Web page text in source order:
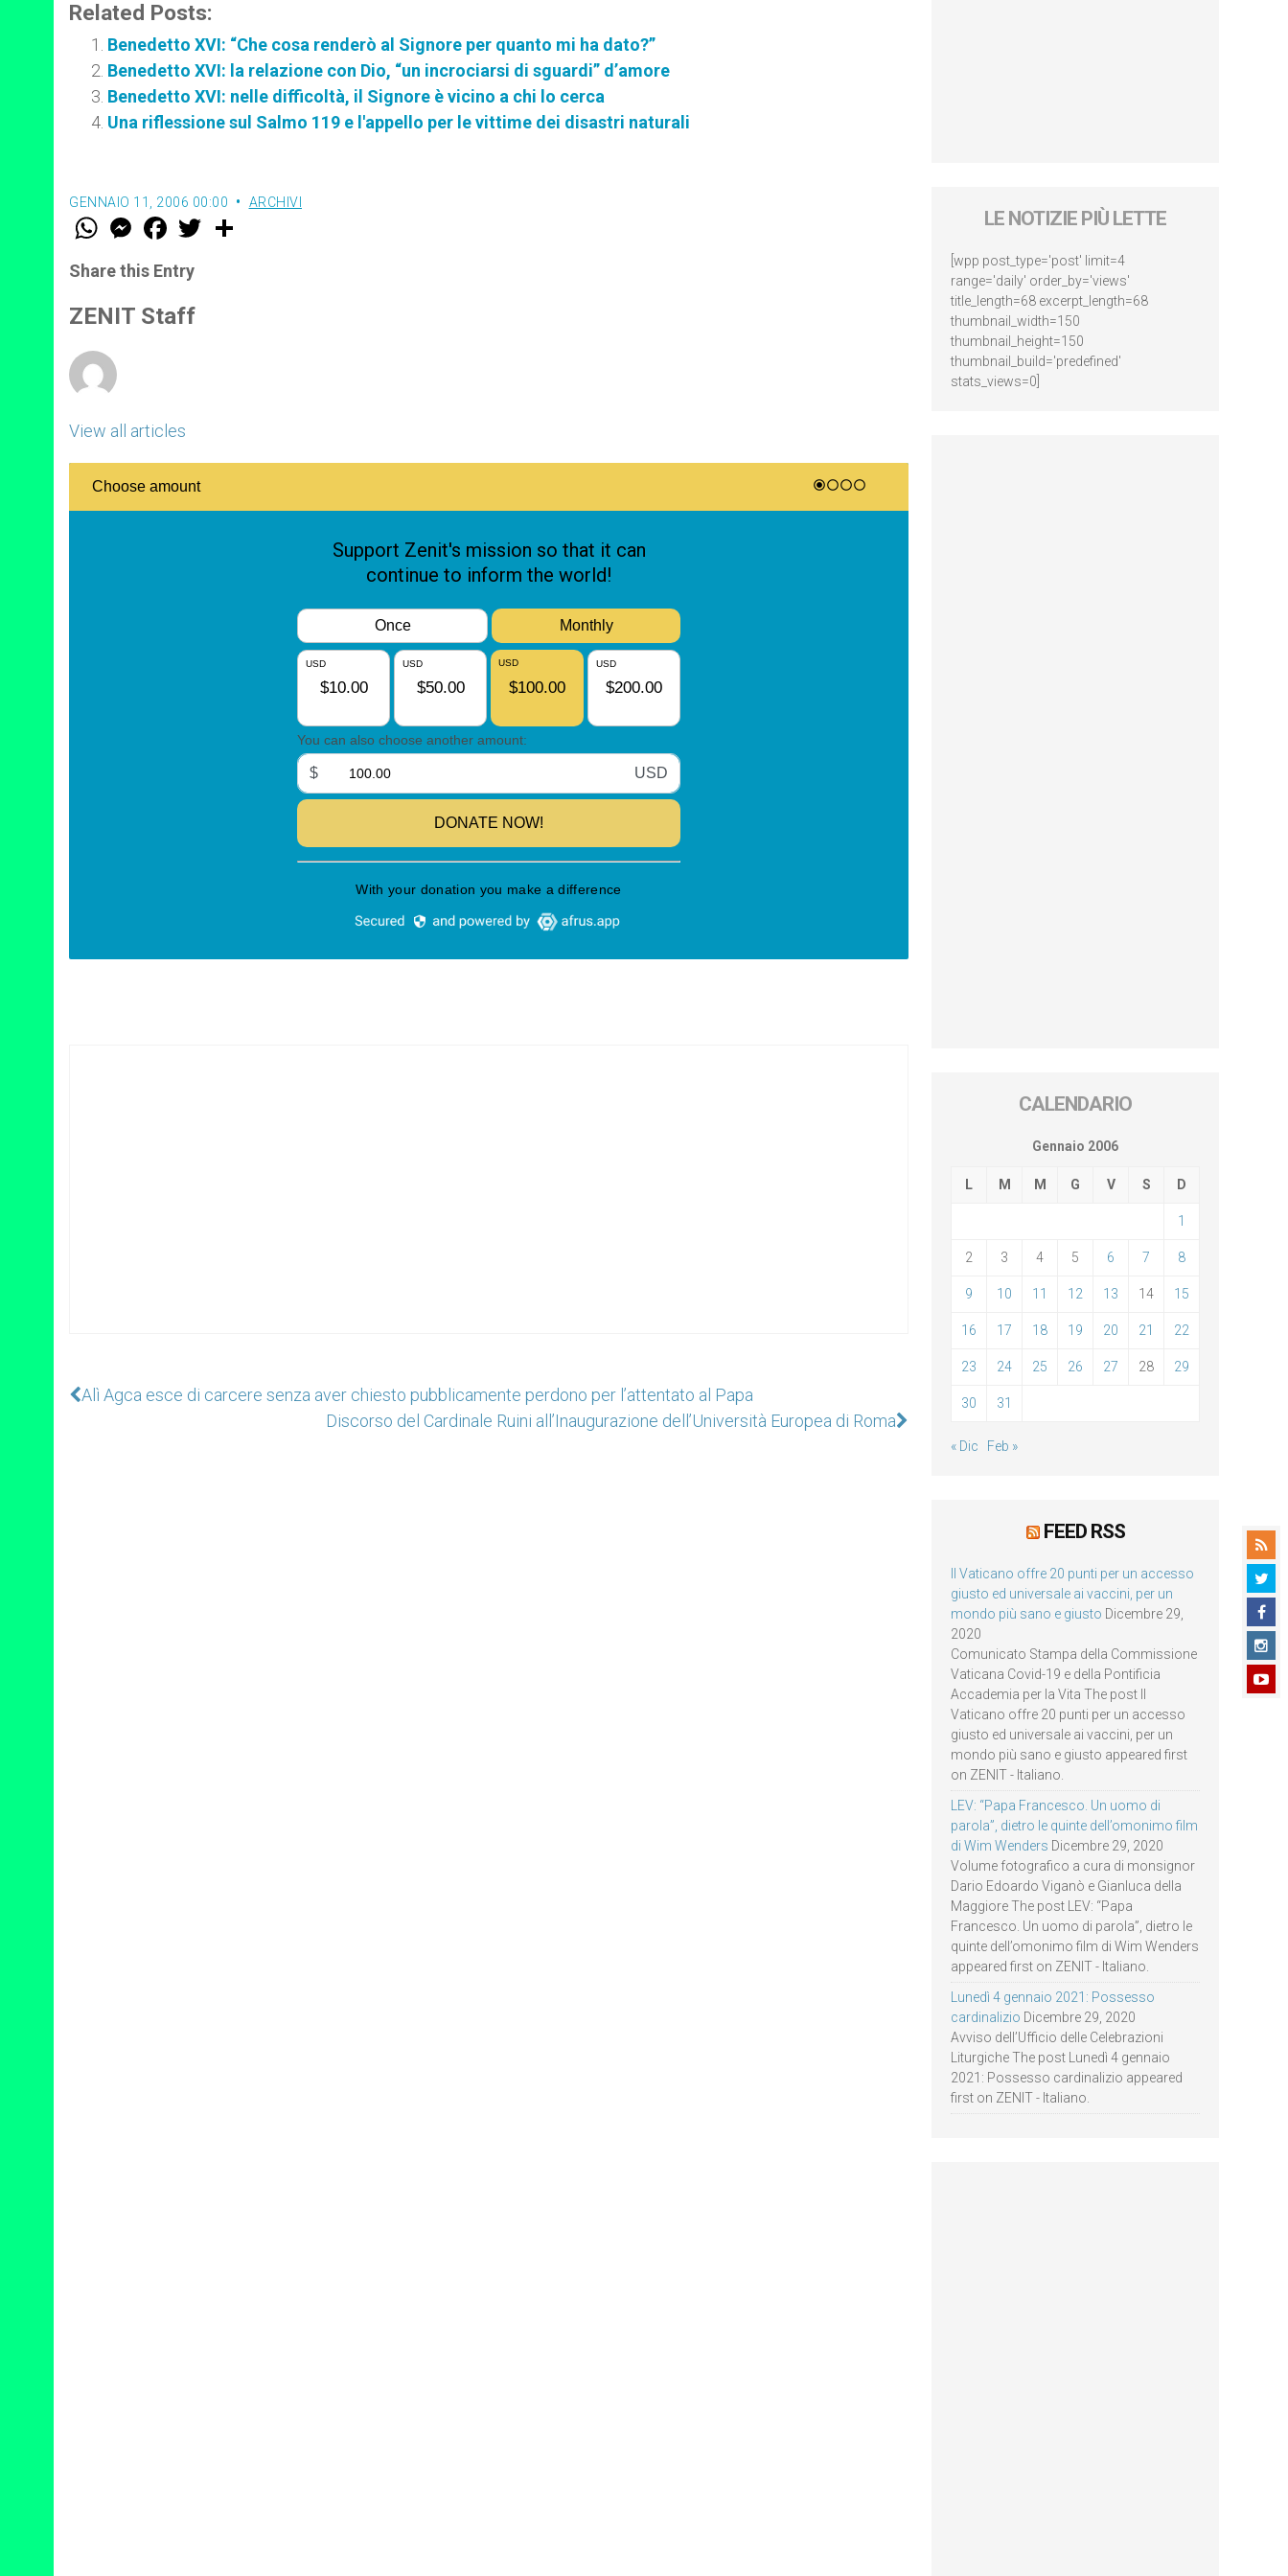
p e
r
k
Related Posts:
Benedetto XVI: “Che cosa renderò al Signore per quanto mi ha dato?”
Benedetto XVI: la relazione con Dio, “un incrociarsi di sguardi” d’amore
Benedetto XVI: nelle difficoltà, il Signore è vicino a chi lo cerca
Una riflessione sul Salmo 119 e l'appello per le vittime dei disastri naturali
GENNAIO 11, 2006 00:00 ARCHIVI
W
t
s
p
p
M
e
s
e
g
e
F
a
e
b
o
k
w
Share this Entry
ZENIT Staff
View all articles
Alì Agca esce di carcere senza aver chiesto pubblicamente perdono per l’attentato al Papa
Discorso del Cardinale Ruini all’Inaugurazione dell’Università Europea di Roma
LE NOTIZIE PIÙ LETTE
[wpp post_type='post' limit=4
range='daily' order_by='views'
title_length=68 excerpt_length=68
thumbnail_width=150
thumbnail_height=150
thumbnail_build='predefined'
stats_views=0]
CALENDARIO
Gennaio 2006
L M M G V S D
1
2 3 4 5 6 7 8
9 10 11 12 13 14 15
16 17 18 19 20 21 22
23 24 25 26 27 28 29
30 31
« Dic Feb »
FEED RSS
Il Vaticano offre 20 punti per un accesso
giusto ed universale ai vaccini, per un
mondo più sano e giusto Dicembre 29,
2020
Comunicato Stampa della Commissione
Vaticana Covid-19 e della Pontificia
Accademia per la Vita The post Il
Vaticano offre 20 punti per un accesso
giusto ed universale ai vaccini, per un
mondo più sano e giusto appeared first
on ZENIT - Italiano.
LEV: “Papa Francesco. Un uomo di
parola”, dietro le quinte dell’omonimo film
di Wim Wenders Dicembre 29, 2020
Volume fotografico a cura di monsignor
Dario Edoardo Viganò e Gianluca della
Maggiore The post LEV: “Papa
Francesco. Un uomo di parola”, dietro le
quinte dell’omonimo film di Wim Wenders
appeared first on ZENIT - Italiano.
Lunedì 4 gennaio 2021: Possesso
cardinalizio Dicembre 29, 2020
Avviso dell’Ufficio delle Celebrazioni
Liturgiche The post Lunedì 4 gennaio
2021: Possesso cardinalizio appeared
first on ZENIT - Italiano.